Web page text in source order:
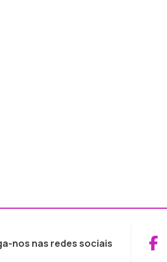
nos nas redes sociais